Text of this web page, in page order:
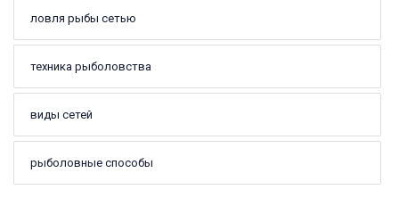
ловля рыбы сетью
техника рыболовства
виды сетей
рыболовные способы